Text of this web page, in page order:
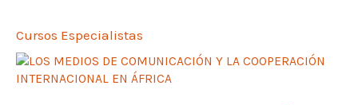
Cursos Especialistas